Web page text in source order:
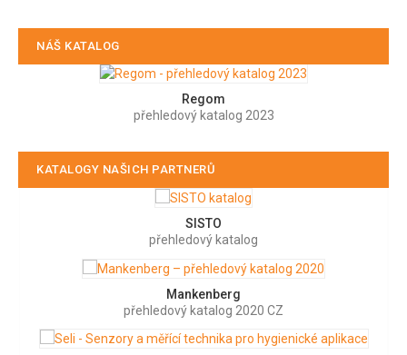
NÁŠ KATALOG
Regom
přehledový katalog 2023
KATALOGY NAŠICH PARTNERŮ
SISTO
přehledový katalog
Mankenberg
přehledový katalog 2020 CZ